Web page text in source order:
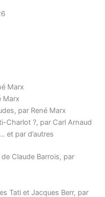
Marx
Marx
par René Marx
Charlot ?, par Carl Arnaud
et par d’autres
Claude Barrois, par
Tati et Jacques Berr, par